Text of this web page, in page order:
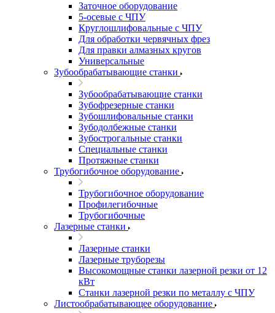
Заточное оборудование
5-осевые с ЧПУ
Круглошлифовальные с ЧПУ
Для обработки червячных фрез
Для правки алмазных кругов
Универсальные
Зубообрабатывающие станки
Зубообрабатывающие станки
Зубофрезерные станки
Зубошлифовальные станки
Зубодолбежные станки
Зубострогальные станки
Специальные станки
Протяжные станки
Трубогибочное оборудование
Трубогибочное оборудование
Профилегибочные
Трубогибочные
Лазерные станки
Лазерные станки
Лазерные труборезы
Высокомощные станки лазерной резки от 12
кВт
Станки лазерной резки по металлу с ЧПУ
Листообрабатывающее оборудование